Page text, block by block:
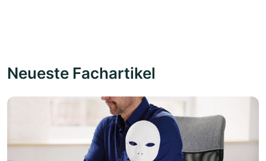
Neueste Fachartikel